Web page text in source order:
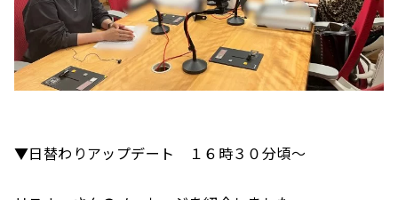
▼日替わりアップデート １６時３０分頃～